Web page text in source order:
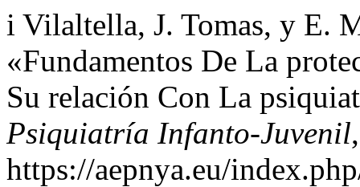
i Vilaltella, J. Tomas, y E.
«Fundamentos De La
Su relación Con La
Psiquiatría Infanto-Juvenil
https://aepnya.eu/